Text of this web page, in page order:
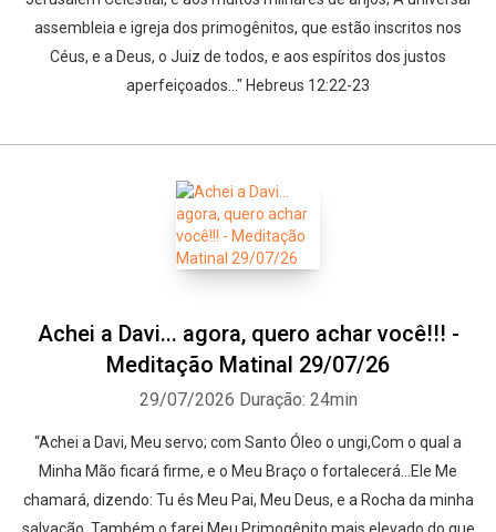
assembleia e igreja dos primogênitos, que estão inscritos nos
Céus, e a Deus, o Juiz de todos, e aos espíritos dos justos
aperfeiçoados…" Hebreus 12:22-23
Achei a Davi... agora, quero achar você!!! -
Meditação Matinal 29/07/26
29/07/2026 Duração: 24min
“Achei a Davi, Meu servo; com Santo Óleo o ungi,Com o qual a
Minha Mão ficará firme, e o Meu Braço o fortalecerá…Ele Me
chamará, dizendo: Tu és Meu Pai, Meu Deus, e a Rocha da minha